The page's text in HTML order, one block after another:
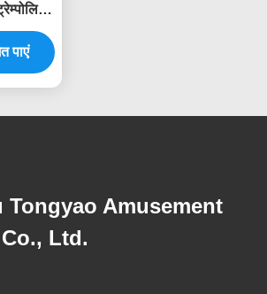
के साथ
पाएं
Tongyao Amusement
Ltd.